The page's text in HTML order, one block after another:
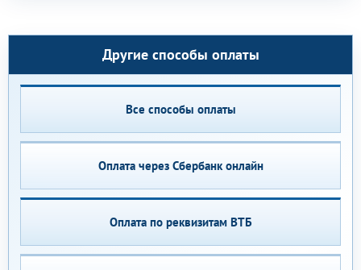
Другие способы оплаты
Все способы оплаты
Оплата через Сбербанк онлайн
Оплата по реквизитам ВТБ